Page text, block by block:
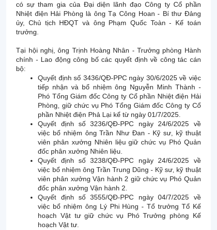
có sự tham gia của Đại diện lãnh đạo Công ty Cổ phần
Nhiệt điện Hải Phòng là ông Tạ Công Hoan - Bí thư Đảng
ủy, Chủ tịch HĐQT và ông Phạm Quốc Toàn - Kế toán
trưởng.
Tại hội nghị, ông Trịnh Hoàng Nhân - Trưởng phòng Hành
chính - Lao động công bố các quyết định về công tác cán
bộ:
Quyết định số 3436/QĐ-PPC ngày 30/6/2025 về việc
tiếp nhận và bổ nhiệm ông Nguyễn Minh Thành -
Phó Tổng Giám đốc Công ty Cổ phần Nhiệt điện Hải
Phòng, giữ chức vụ Phó Tổng Giám đốc Công ty Cổ
phần Nhiệt điện Phả Lại kể từ ngày 01/7/2025.
Quyết định số 3236/QĐ-PPC ngày 24/6/2025 về
việc bổ nhiệm ông Trần Như Đan - Kỹ sư, kỹ thuật
viên phân xưởng Nhiên liệu giữ chức vụ Phó Quản
đốc phân xưởng Nhiên liệu.
Quyết định số 3238/QĐ-PPC ngày 24/6/2025 về
việc bổ nhiệm ông Trần Trung Dũng - Kỹ sư, kỹ thuật
viên phân xưởng Vận hành 2 giữ chức vụ Phó Quản
đốc phân xưởng Vận hành 2.
Quyết định số 3555/QĐ-PPC ngày 04/7/2025 về
việc bổ nhiệm ông Lý Phi Hùng - Tổ trưởng Tổ Kế
hoạch Vật tư giữ chức vụ Phó Trưởng phòng Kế
hoạch Vật tư.